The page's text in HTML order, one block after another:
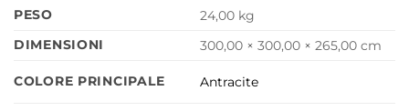
PESO
24,00 kg
DIMENSIONI
300,00 × 300,00 × 265,00 cm
COLORE PRINCIPALE Antracite